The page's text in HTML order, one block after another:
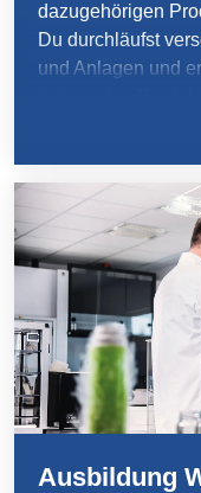
dazugehörigen
Du durchläufst
und Anlagen und
unserer Kunden
reibungslosen
Ausbildung